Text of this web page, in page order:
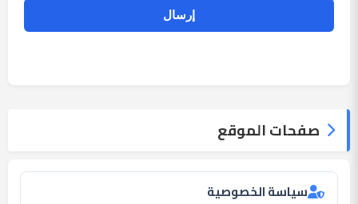
صفحات الموقع
سياسة الخصوصية